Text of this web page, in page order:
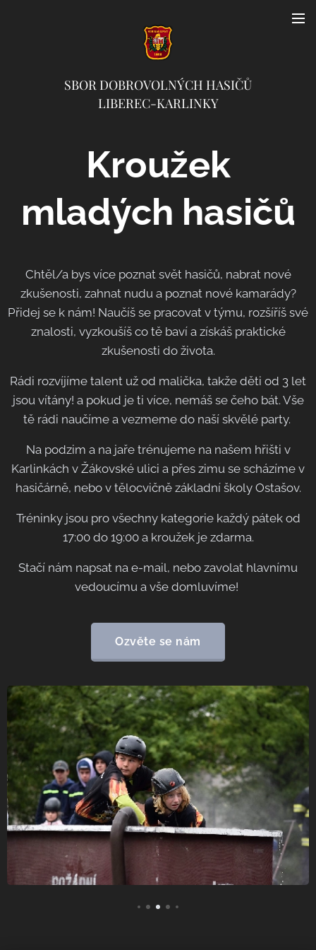
SBOR DOBROVOLNÝCH HASIČŮ
LIBEREC-KARLINKY
Kroužek
mladých hasičů
Chtěl/a bys více poznat svět hasičů, nabrat nové
zkušenosti, zahnat nudu a poznat nové kamarády?
Přidej se k nám! Naučíš se pracovat v týmu, rozšíříš své
znalosti, vyzkoušíš co tě baví a získáš praktické
zkušenosti do života.
Rádi rozvíjíme talent už od malička, takže děti od 3 let
jsou vítány! a pokud je ti více, nemáš se čeho bát. Vše
tě rádi naučíme a vezmeme do naší skvělé party.
Na podzim a na jaře trénujeme na našem hřišti v
Karlinkách v Žákovské ulici a přes zimu se scházíme v
hasičárně, nebo v tělocvičně základní školy Ostašov.
Tréninky jsou pro všechny kategorie každý pátek od
17:00 do 19:00 a kroužek je zdarma.
Stačí nám napsat na e-mail, nebo zavolat hlavnímu
vedoucímu a vše domluvíme!
Ozvěte se nám